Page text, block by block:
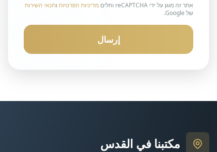
אתר זה מוגן על ידי reCAPTCHA וחלים מדיניות הפרטיות ותנאי השירות
של Google.
إرسال
مكتبنا في القدس